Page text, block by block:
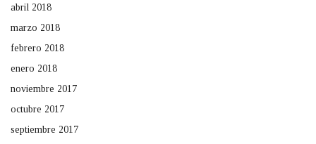
abril 2018
marzo 2018
febrero 2018
enero 2018
noviembre 2017
octubre 2017
septiembre 2017